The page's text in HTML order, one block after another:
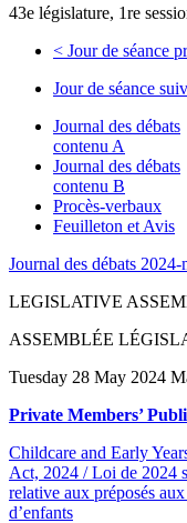
43e législature, 1re
< Jour de séance
Jour de séance
Journal des débats
contenu A
Journal des débats
contenu B
Procès-verbaux
Feuilleton et Avis
Journal des débats
LEGISLATIVE
ASSEMBLÉE
Tuesday 28 May 2024
Private Members’
Childcare and Early
Act, 2024 / Loi de 2024
relative aux préposés
d’enfants